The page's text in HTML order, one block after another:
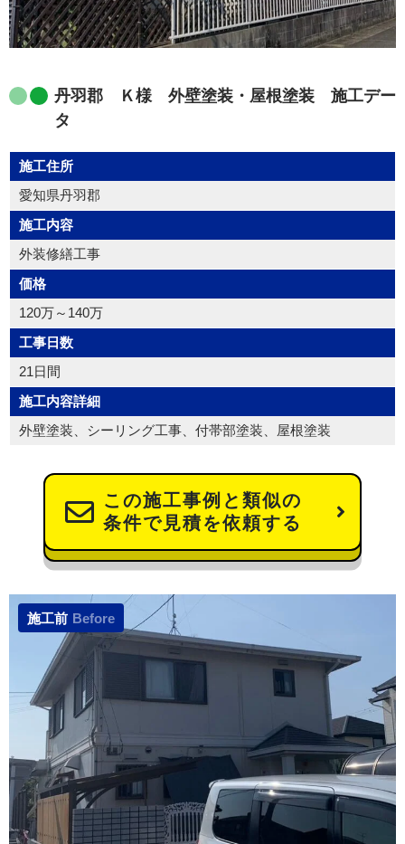
丹羽郡 Ｋ様 外壁塗装・屋根塗装 施工デー
タ
施工住所
愛知県丹羽郡
施工内容
外装修繕工事
価格
120万～140万
工事日数
21日間
施工内容詳細
外壁塗装、シーリング工事、付帯部塗装、屋根塗装
この施工事例と類似の
条件で見積を依頼する
施工前 Before